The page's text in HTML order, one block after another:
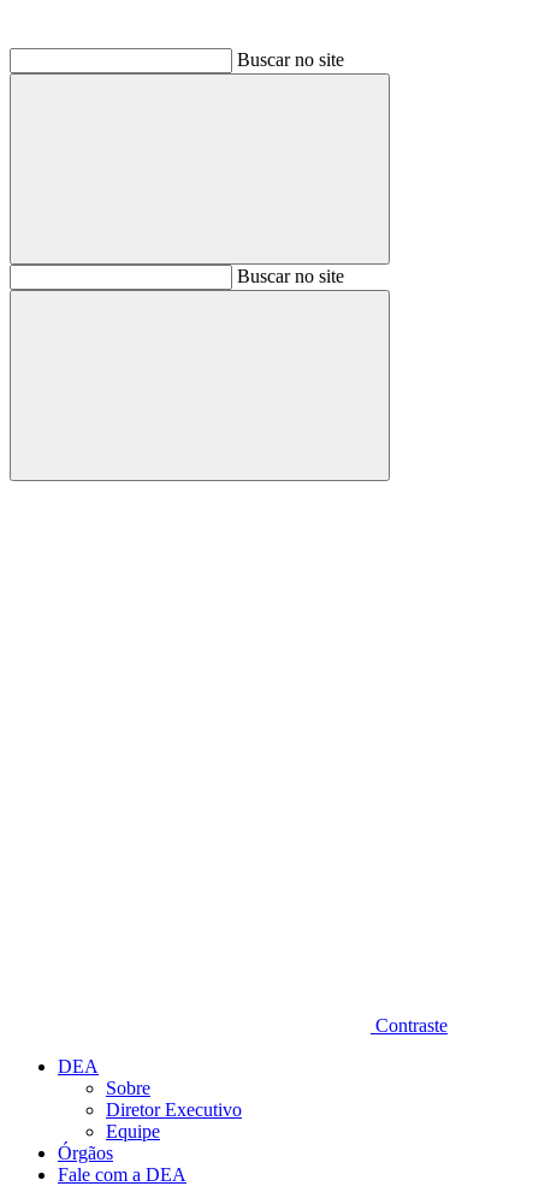
Buscar no site
BuscarBuscar no site
Buscar
Contraste
DEA
Sobre
Diretor Executivo
Equipe
Órgãos
Fale com a DEA